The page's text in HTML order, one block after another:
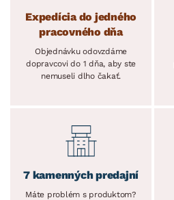
Expedícia do jedného
pracovného dňa
Objednávku odovzdáme
dopravcovi do 1 dňa, aby ste
nemuseli dlho čakať.
7 kamenných predajní
Máte problém s produktom?